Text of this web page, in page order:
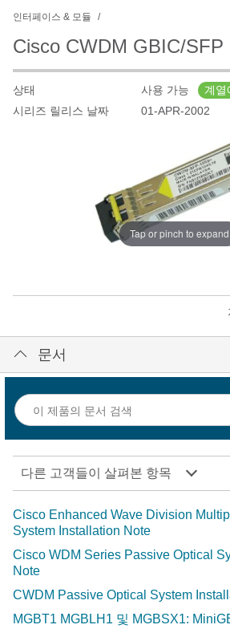
인터페이스 & 모듈
Cisco CWDM GBIC/SFP
상태 사용 가능
계열
시리즈 릴리스 날짜
01-APR-2002
Tap or pinch to expand
문서
다른 고객들이 살펴본 항목
Cisco Enhanced Wave Division
System Installation Note
Cisco WDM Series Passive Optical
Note
CWDM Passive Optical System
MGBT1 MGBLH1 및 MGBSX1: